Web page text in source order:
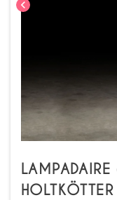
chevron_left
HOLTKÖTTER